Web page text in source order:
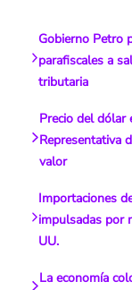
Gobierno Petro
parafiscales a
tributaria
Precio del dólar
Representativa
valor
Importaciones
impulsadas por
UU.
La economía